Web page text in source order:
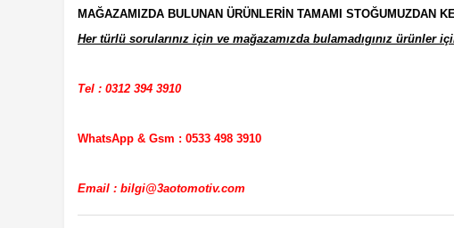
MAĞAZAMIZDA BULUNAN ÜRÜNLERİN TAMAMI STOĞUMUZDAN
Her türlü sorularınız için ve mağazamızda bulamadıgınız ürünler
Tel : 0312 394 3910
WhatsApp & Gsm : 0533 498 3910
Email : bilgi@3aotomotiv.com